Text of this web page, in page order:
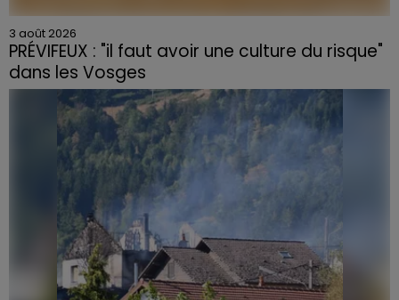
3 août 2026
PRÉVIFEUX : "il faut avoir une culture du risque"
dans les Vosges